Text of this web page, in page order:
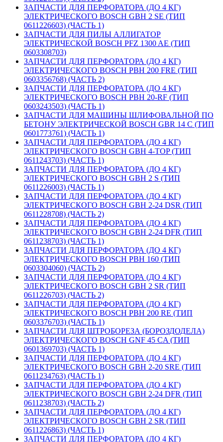
ЗАПЧАСТИ ДЛЯ ПЕРФОРАТОРА (ДО 4 КГ)
ЭЛЕКТРИЧЕСКОГО BOSCH GBH 2 SE (ТИП
0611226603) (ЧАСТЬ 1)
ЗАПЧАСТИ ДЛЯ ПИЛЫ АЛЛИГАТОР
ЭЛЕКТРИЧЕСКОЙ BOSCH PFZ 1300 AE (ТИП
0603308703)
ЗАПЧАСТИ ДЛЯ ПЕРФОРАТОРА (ДО 4 КГ)
ЭЛЕКТРИЧЕСКОГО BOSCH PBH 200 FRE (ТИП
0603356768) (ЧАСТЬ 2)
ЗАПЧАСТИ ДЛЯ ПЕРФОРАТОРА (ДО 4 КГ)
ЭЛЕКТРИЧЕСКОГО BOSCH PBH 20-RF (ТИП
0603243503) (ЧАСТЬ 1)
ЗАПЧАСТИ ДЛЯ МАШИНЫ ШЛИФОВАЛЬНОЙ ПО
БЕТОНУ ЭЛЕКТРИЧЕСКОЙ BOSCH GBR 14 C (ТИП
0601773761) (ЧАСТЬ 1)
ЗАПЧАСТИ ДЛЯ ПЕРФОРАТОРА (ДО 4 КГ)
ЭЛЕКТРИЧЕСКОГО BOSCH GBH 4-TOP (ТИП
0611243703) (ЧАСТЬ 1)
ЗАПЧАСТИ ДЛЯ ПЕРФОРАТОРА (ДО 4 КГ)
ЭЛЕКТРИЧЕСКОГО BOSCH GBH 2 S (ТИП
0611226003) (ЧАСТЬ 1)
ЗАПЧАСТИ ДЛЯ ПЕРФОРАТОРА (ДО 4 КГ)
ЭЛЕКТРИЧЕСКОГО BOSCH GBH 2-24 DSR (ТИП
0611228708) (ЧАСТЬ 2)
ЗАПЧАСТИ ДЛЯ ПЕРФОРАТОРА (ДО 4 КГ)
ЭЛЕКТРИЧЕСКОГО BOSCH GBH 2-24 DFR (ТИП
0611238703) (ЧАСТЬ 1)
ЗАПЧАСТИ ДЛЯ ПЕРФОРАТОРА (ДО 4 КГ)
ЭЛЕКТРИЧЕСКОГО BOSCH PBH 160 (ТИП
0603304060) (ЧАСТЬ 2)
ЗАПЧАСТИ ДЛЯ ПЕРФОРАТОРА (ДО 4 КГ)
ЭЛЕКТРИЧЕСКОГО BOSCH GBH 2 SR (ТИП
0611226703) (ЧАСТЬ 2)
ЗАПЧАСТИ ДЛЯ ПЕРФОРАТОРА (ДО 4 КГ)
ЭЛЕКТРИЧЕСКОГО BOSCH PBH 200 RE (ТИП
0603376703) (ЧАСТЬ 1)
ЗАПЧАСТИ ДЛЯ ШТРОБОРЕЗА (БОРОЗДОДЕЛА)
ЭЛЕКТРИЧЕСКОГО BOSCH GNF 45 CA (ТИП
0601369703) (ЧАСТЬ 1)
ЗАПЧАСТИ ДЛЯ ПЕРФОРАТОРА (ДО 4 КГ)
ЭЛЕКТРИЧЕСКОГО BOSCH GBH 2-20 SRE (ТИП
0611234763) (ЧАСТЬ 1)
ЗАПЧАСТИ ДЛЯ ПЕРФОРАТОРА (ДО 4 КГ)
ЭЛЕКТРИЧЕСКОГО BOSCH GBH 2-24 DFR (ТИП
0611238703) (ЧАСТЬ 2)
ЗАПЧАСТИ ДЛЯ ПЕРФОРАТОРА (ДО 4 КГ)
ЭЛЕКТРИЧЕСКОГО BOSCH GBH 2 SR (ТИП
0611226863) (ЧАСТЬ 1)
ЗАПЧАСТИ ДЛЯ ПЕРФОРАТОРА (ДО 4 КГ)